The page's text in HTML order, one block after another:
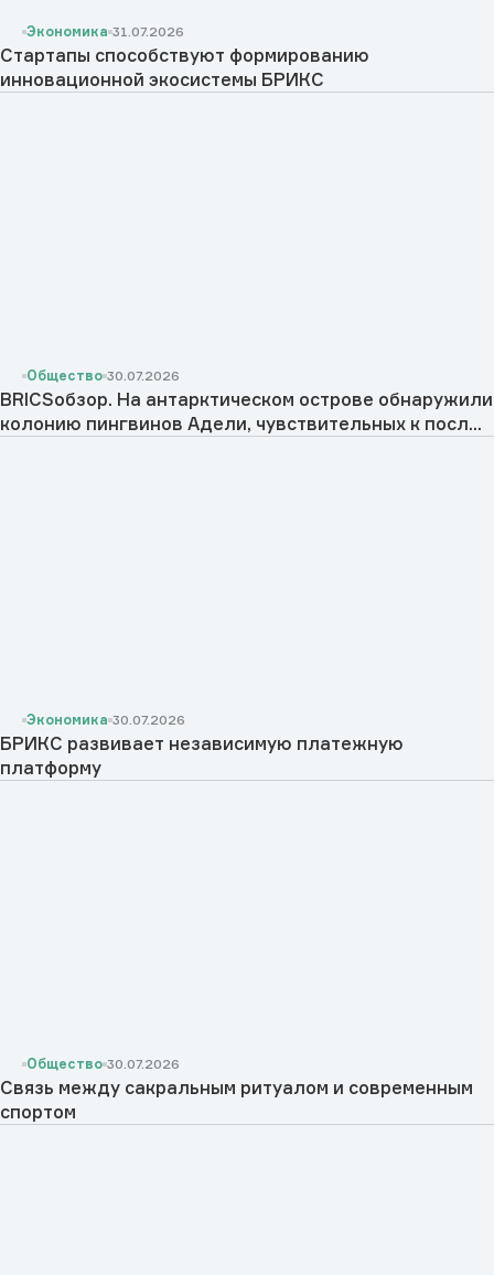
Экономика 31.07.2026
Стартапы способствуют формированию
инновационной экосистемы БРИКС
Общество 30.07.2026
BRICSобзор. На антарктическом острове обнаружили
колонию пингвинов Адели, чувствительных к посл...
Экономика 30.07.2026
БРИКС развивает независимую платежную
платформу
Общество 30.07.2026
Cвязь между сакральным ритуалом и современным
спортом